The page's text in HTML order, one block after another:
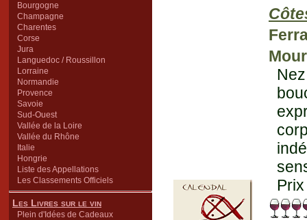
Bourgogne
Champagne
Charentes
Corse
Jura
Languedoc / Roussillon
Lorraine
Normandie
Provence
Savoie
Sud-Ouest
Vallée de la Loire
Vallée du Rhône
Italie
Hongrie
Liste des Appellations
Les Classements Officiels
Les Livres sur le vin
Plein d'Idées de Cadeaux